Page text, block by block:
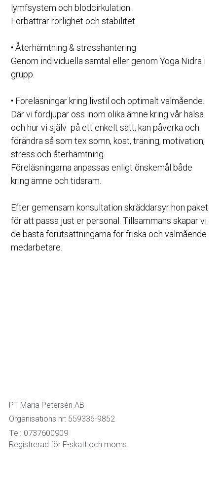
lymfsystem och blodcirkulation.
Förbättrar rörlighet och stabilitet.
• Återhämtning & stresshantering
Genom individuella samtal eller genom Yoga Nidra i
grupp.
• Föreläsningar kring livstil och optimalt välmående.
Där vi fördjupar oss inom olika ämne kring vår hälsa
och hur vi själv  på ett enkelt sätt, kan påverka och
förändra så som tex sömn, kost, träning, motivation,
stress och återhämtning.
Föreläsningarna anpassas enligt önskemål både
kring ämne och tidsram.
Efter gemensam konsultation skräddarsyr hon paket
för att passa just er personal. Tillsammans skapar vi
de bästa förutsättningarna för friska och välmående
medarbetare.
PT Maria Petersén AB
Organisations nr: 559336-9852
Tel: 0737600909
Registrerad för F-skatt och moms.